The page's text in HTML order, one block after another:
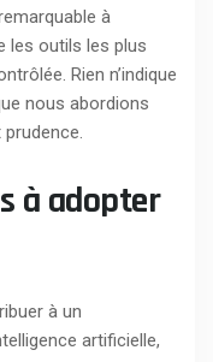
à
les outils les plus
Rien n’indique
nous abordions
à adopter
à un
artificielle,